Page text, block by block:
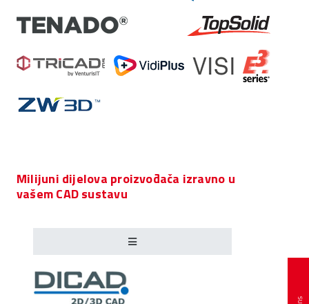
Milijuni dijelova proizvođača izravno u
vašem CAD sustavu